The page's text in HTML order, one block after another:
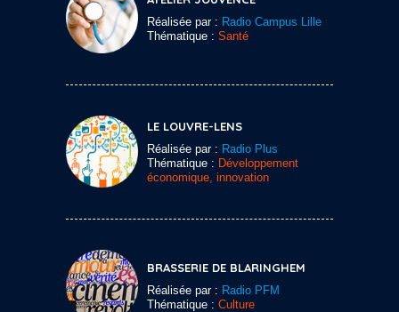
Réalisée par : Radio Campus Lille
Thématique : Santé
LE LOUVRE-LENS
Réalisée par : Radio Plus
Thématique : Développement
économique, innovation
BRASSERIE DE BLARINGHEM
Réalisée par : Radio PFM
Thématique : Culture